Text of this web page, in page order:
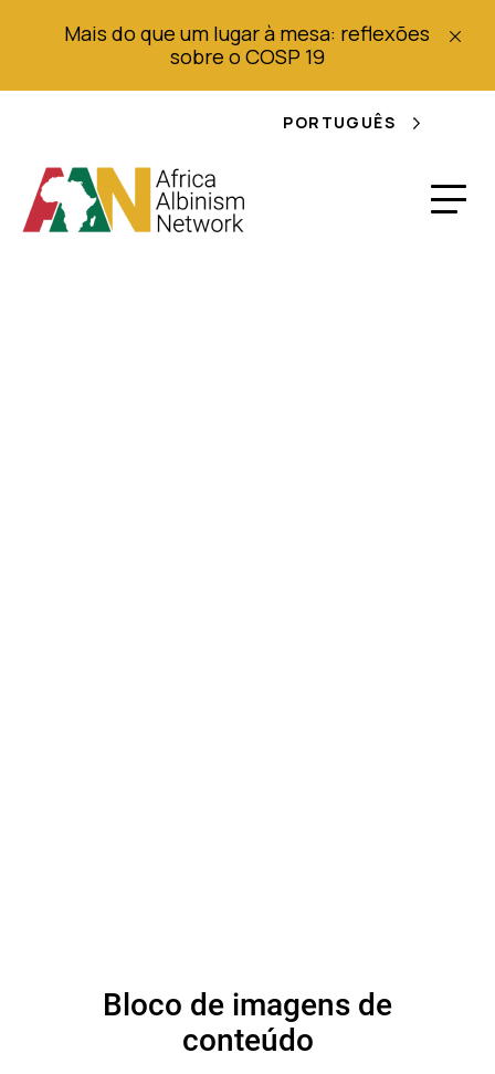
Mais do que um lugar à mesa: reflexões
sobre o COSP 19
PORTUGUÊS
Bloco de imagens de
conteúdo